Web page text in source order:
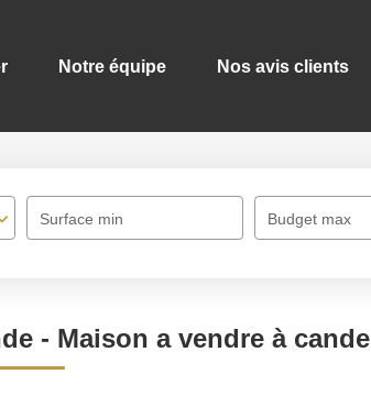
Notre équipe Nos avis clients
Surface min Budget max
- Maison a vendre à cande